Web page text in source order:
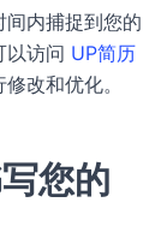
内捕捉到您的
以访问 UP简历
改和优化。
您的